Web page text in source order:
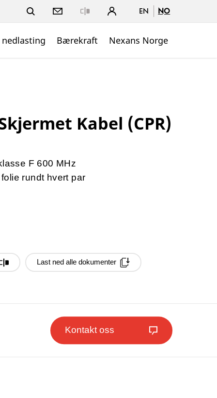
EN NO
Bærekraft Nexans Norge
Kabel (CPR)
F 600 MHz
rundt hvert par
Last ned alle dokumenter
Kontakt oss